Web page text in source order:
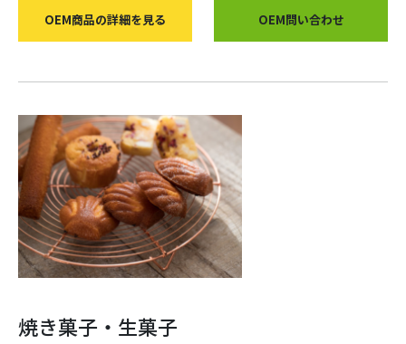
OEM商品の詳細を見る OEM問い合わせ
焼き菓子・生菓子